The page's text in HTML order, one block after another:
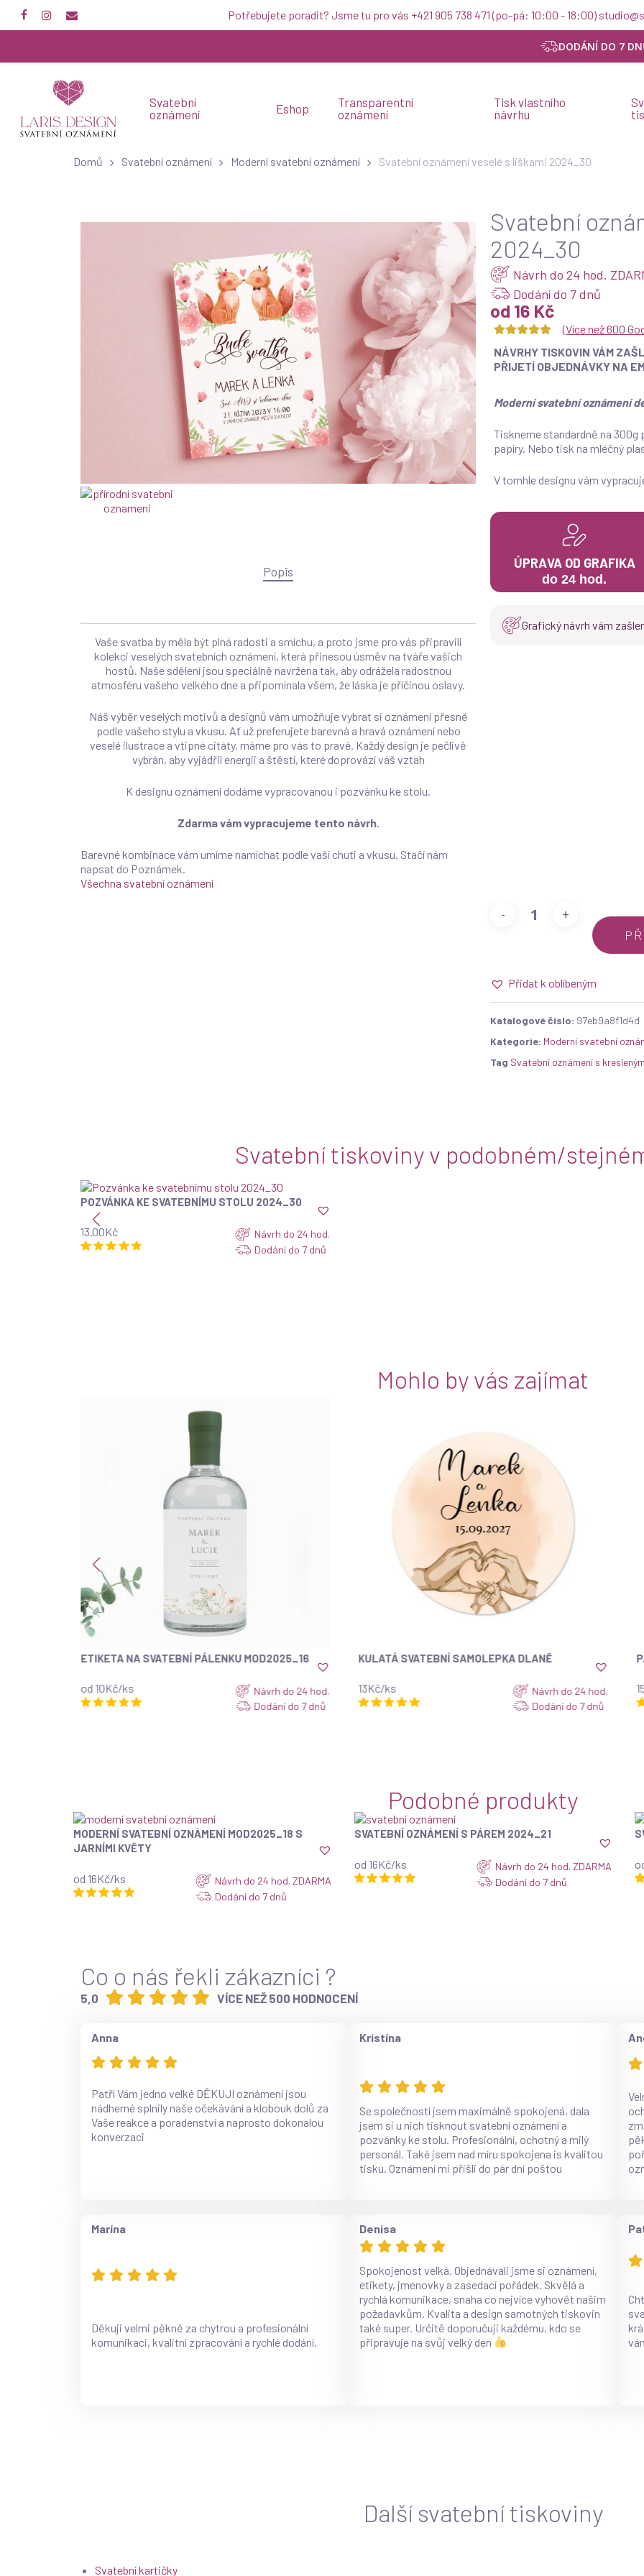
main
Potřebujete poradit? Jsme tu pro vás +421 905 738 471 (po-pá: 10:00 - 18:00)
DODÁNÍ DO 7
Svatební
oznámení
Eshop
Transparentní
oznámení
Tisk vlastního
návrhu
Domů Svatební oznámení Moderní svatební oznámení Svatební oznámení veselé s liškami 2024_30
Popis
Vaše svatba by měla být plná radosti a smíchu, a proto jsme pro vás připravili
kolekci veselých svatebních oznámení, která přinesou úsměv na tváře vašich
hostů. Naše sdělení jsou speciálně navržena tak, aby odrážela radostnou
atmosféru vašeho velkého dne a připomínala všem, že láska je příčinou oslavy.
Náš výběr veselých motivů a designů vám umožňuje vybrat si oznámení přesně
podle vašeho stylu a vkusu. Ať už preferujete barevná a hravá oznámení nebo
veselé ilustrace a vtipné citáty, máme pro vás to pravé. Každý design je pečlivě
vybrán, aby vyjádřil energii a štěstí, které doprovází váš vztah
K designu oznámení dodáme vypracovanou i pozvánku ke stolu.
Zdarma vám vypracujeme tento návrh.
Barevné kombinace vám umíme namíchat podle vaší chuti a vkusu. Stačí nám
napsat do Poznámek.
Všechna svatební oznámení
Svatební
2024_30
Návrh do 24 hod.
Dodání do 7 dnů
od 16 Kč
(Více než 600
NÁVRHY TISKOVIN VÁM
PŘIJETÍ OBJEDNÁVKY NA
Moderní svatební oznámení
Tiskneme standardně na
papíry. Nebo tisk na mléčný
V tomhle designu vám
ÚPRAVA OD GRAFIKA
do 24 hod.
Grafický návrh vám
Přidat k oblíbeným
Katalogové číslo: 97eb9a8f1d4d
Kategorie: Moderní svatební
Tag Svatební oznámení s
Svatební tiskoviny v podobném/
ZOBRAZIT
POZVÁNKA KE SVATEBNÍMU STOLU 2024_30
13.00Kč
Návrh do 24 hod.
Dodání do 7 dnů
Mohlo by vás zajímat
MOD2025_16
Návrh do 24 hod.
Dodání do 7 dnů
ZOBRAZIT
KULATÁ SVATEBNÍ SAMOLEPKA DLANĚ
Návrh do 24 hod.
Dodání do 7 dnů
ZOBRAZIT
PÁSEK NA SVATEBNÍ OBÁLKU NO49
Návrh do
Dodání
Podobné produkty
ZOBRAZIT
MODERNÍ SVATEBNÍ OZNÁMENÍ MOD2025_18 S
JARNÍMI KVĚTY
od 16Kč/ks
Návrh do 24 hod. ZDARMA
Dodání do 7 dnů
ZOBRAZIT
SVATEBNÍ OZNÁMENÍ S PÁREM 2024_21
od 16Kč/ks
Návrh do 24 hod. ZDARMA
Dodání do 7 dnů
Co o nás řekli zákazníci ?
5,0 VÍCE NEŽ 500 HODNOCENÍ
Anna
Patří Vám jedno velké DĚKUJI oznámení jsou
nádherné splnily naše očekávání a klobouk dolů za
Vaše reakce a poradenství a naprosto dokonalou
konverzaci
Kristína
Se společností jsem maximálně spokojená, dala
jsem si u nich tisknout svatební oznámení a
pozvánky ke stolu. Profesionální, ochotný a milý
personál. Také jsem nad míru spokojena is kvalitou
tisku. Oznámení mi přišli do pár dní poštou
Marína
Děkuji velmi pěkně za chytrou a profesionální
komunikaci, kvalitní zpracování a rychlé dodání.
Denisa
Spokojenost velká. Objednávali jsme si oznámení,
etikety, jmenovky a zasedací pořádek. Skvělá a
rychlá komunikace, snaha co nejvíce vyhovět našim
požadavkům. Kvalita a design samotných tiskovin
také super. Určitě doporučuji každému, kdo se
připravuje na svůj velký den
Další svatební tiskoviny
Svatební kartičky